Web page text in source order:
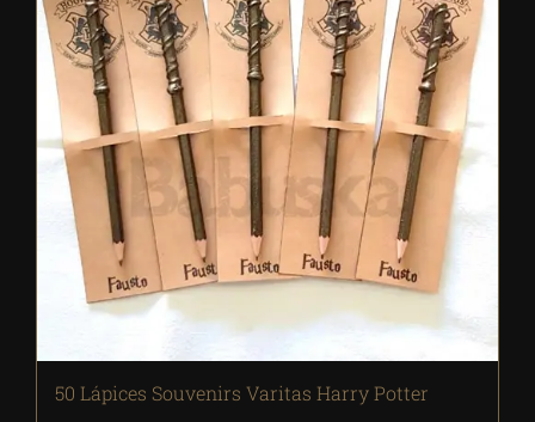
50 Lápices Souvenirs Varitas Harry Potter